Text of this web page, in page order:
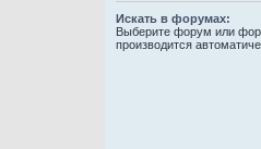
Искать в форумах:
Выберите форум или
производится